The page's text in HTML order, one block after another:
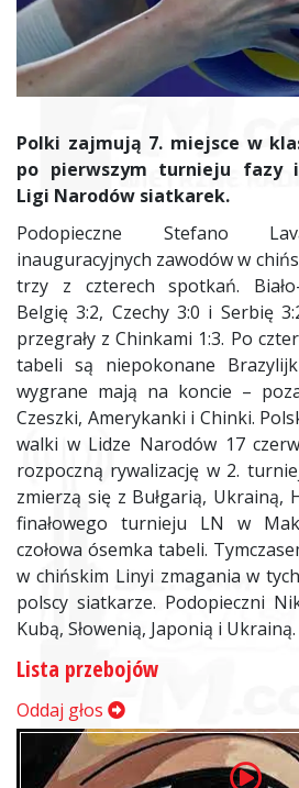
Polki zajmują 7. miejsce w
po pierwszym turnieju fazy
Ligi Narodów siatkarek.
Podopieczne Stefano
inauguracyjnych zawodów w
trzy z czterech spotkań.
Belgię 3:2, Czechy 3:0 i Serbię
przegrały z Chinkami 1:3. Po
tabeli są niepokonane
wygrane mają na koncie –
Czeszki, Amerykanki i Chinki.
walki w Lidze Narodów 17
rozpoczną rywalizację w 2.
zmierzą się z Bułgarią, Ukrainą,
finałowego turnieju LN w
czołowa ósemka tabeli.
w chińskim Linyi zmagania w
polscy siatkarze. Podopieczni
Kubą, Słowenią, Japonią i Ukrainą.
Lista przebojów
Oddaj głos